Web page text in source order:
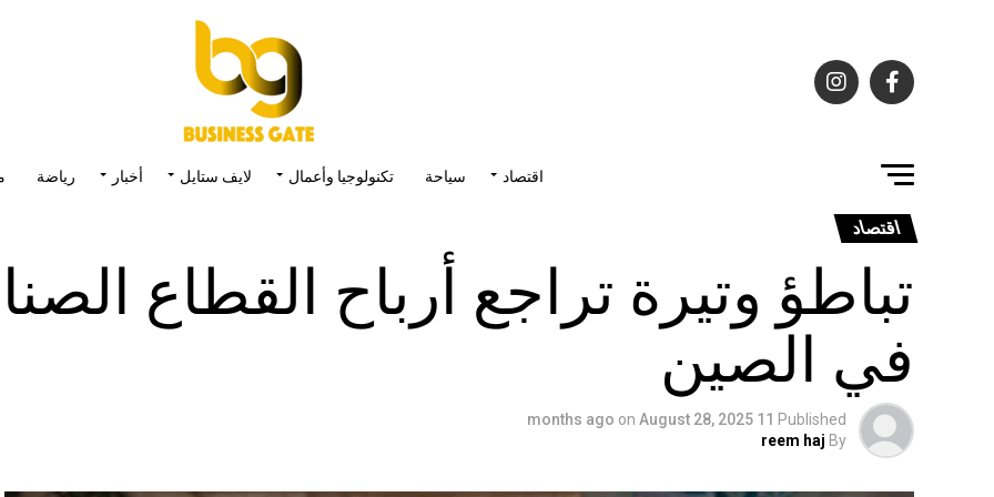
اقتصاد سياحة تكنولوجيا وأعمال لايف ستايل أخبار رياضة
اقتصاد
تباطؤ وتيرة تراجع أرباح القطاع
في الصين
Published
11 months ago
on August 28, 2025
By
reem haj